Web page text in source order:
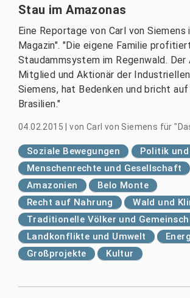
Stau im Amazonas
Eine Reportage von Carl von Siemens
Magazin". "Die eigene Familie
Staudammsystem im Regenwald. Der
Mitglied und Aktionär der
Siemens, hat Bedenken und bricht auf
Brasilien."
04.02.2015 |von Carl von Siemens für
Soziale Bewegungen
Politik
Menschenrechte und Gesellschaft
Amazonien
Belo Monte
Recht auf Nahrung
Wald und
Traditionelle Völker und
Landkonflikte und Umwelt
Großprojekte
Kultur